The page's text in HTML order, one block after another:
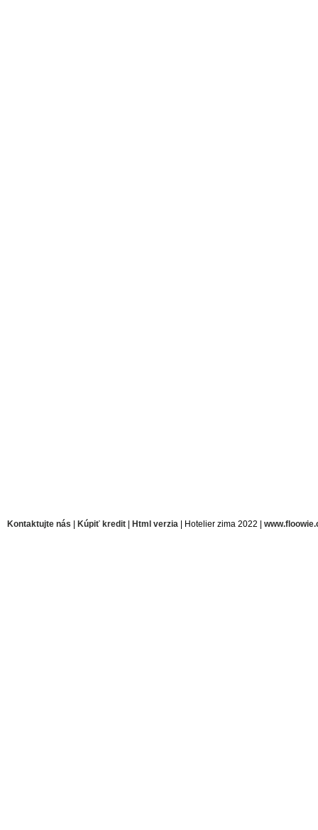
Kontaktujte nás Kúpiť kredit Html verzia | Hotelier zima 2022 |